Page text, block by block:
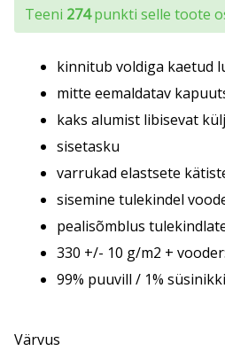
Teeni 274punkti selle toote
kinnitub voldiga kaetud
mitte eemaldatav
kaks alumist libisevat
sisetasku
varrukad elastsete
sisemine tulekindel
pealisõmblus
330 +/- 10 g/m2 +
99% puuvill / 1%
Värvus